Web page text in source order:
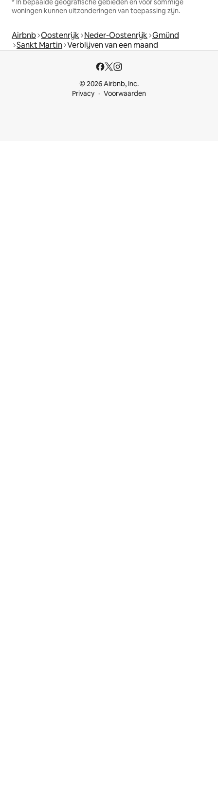
* In bepaalde geografische gebieden en voor sommige
woningen kunnen uitzonderingen van toepassing zijn.
Airbnb Oostenrijk Neder-Oostenrijk Gmünd
Sankt Martin Verblijven van een maand
© 2026 Airbnb, Inc.
Privacy
Voorwaarden